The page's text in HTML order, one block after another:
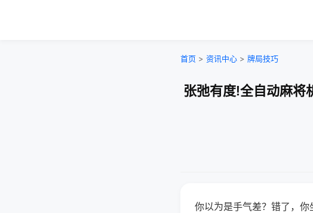
首页 > 资讯中心 > 牌局技巧
张弛有度!全自动麻将
你以为是手气差？错了，